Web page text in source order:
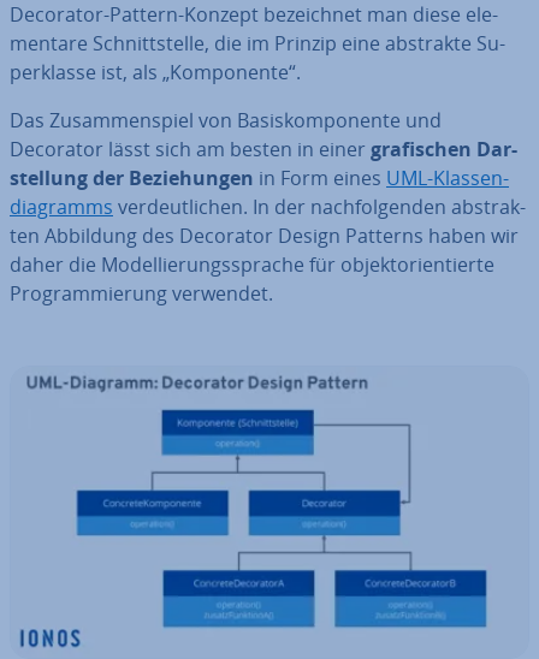
Decorator-Pattern-Konzept be­zeich­net man diese ele­
men­ta­re Schnitt­stel­le, die im Prinzip eine abstrakte Su­
per­klas­se ist, als „Kom­po­nen­te“.
Das Zu­sam­men­spiel von Ba­sis­kom­po­nen­te und
Decorator lässt sich am besten in einer gra­fi­schen Dar­
stel­lung der Be­zie­hun­gen in Form eines UML-Klas­sen­
dia­gramms ver­deut­li­chen. In der nach­fol­gen­den abs­trak­
ten Abbildung des Decorator Design Patterns haben wir
daher die Mo­del­lie­rungs­spra­che für ob­jekt­ori­en­tier­te
Pro­gram­mie­rung verwendet.